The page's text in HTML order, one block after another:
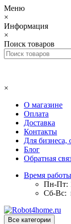
Меню
×
Информация
×
Поиск товаров
×
О магазине
Оплата
Доставка
Контакты
Для
Блог
Обратная
Время работы
Пн-Пт:
Сб-Вс:
Все категории